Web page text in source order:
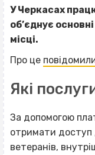
У Черкасах
об’єднує
місці.
Про це
Які
За допомогою
отримати доступ
ветеранів,